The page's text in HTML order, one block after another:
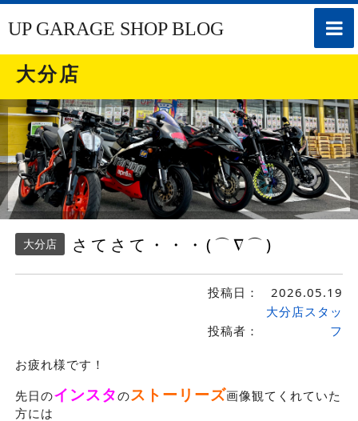
toggle
UP GARAGE SHOP BLOG
大分店
大分店 さてさて・・・(⌒∇⌒)
投稿日： 2026.05.19
投稿者：
大分店スタッ
フ
お疲れ様です！
先日のインスタのストーリーズ画像観てくれていた
方には